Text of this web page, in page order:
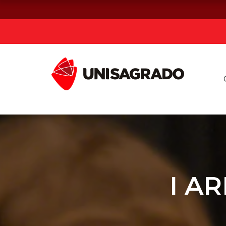
Graduação
Pós-graduação e MBA
I